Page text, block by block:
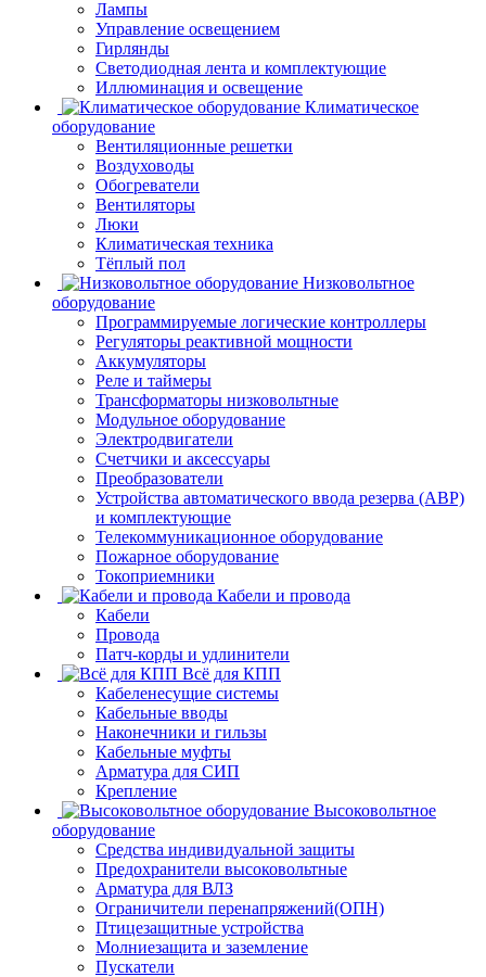
Лампы
Управление освещением
Гирлянды
Светодиодная лента и комплектующие
Иллюминация и освещение
Климатическое
оборудование
Вентиляционные решетки
Воздуховоды
Обогреватели
Вентиляторы
Люки
Климатическая техника
Тёплый пол
Низковольтное
оборудование
Программируемые логические контроллеры
Регуляторы реактивной мощности
Аккумуляторы
Реле и таймеры
Трансформаторы низковольтные
Модульное оборудование
Электродвигатели
Счетчики и аксессуары
Преобразователи
Устройства автоматического ввода резерва (АВР)
и комплектующие
Телекоммуникационное оборудование
Пожарное оборудование
Токоприемники
Кабели и провода
Кабели
Провода
Патч-корды и удлинители
Всё для КПП
Кабеленесущие системы
Кабельные вводы
Наконечники и гильзы
Кабельные муфты
Арматура для СИП
Крепление
Высоковольтное
оборудование
Средства индивидуальной защиты
Предохранители высоковольтные
Арматура для ВЛЗ
Ограничители перенапряжений(ОПН)
Птицезащитные устройства
Молниезащита и заземление
Пускатели